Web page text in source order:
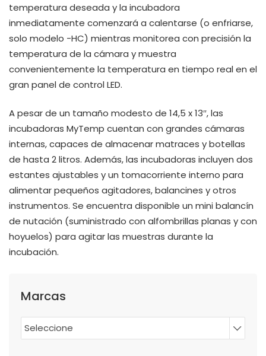
temperatura deseada y la incubadora
inmediatamente comenzará a calentarse (o enfriarse,
solo modelo -HC) mientras monitorea con precisión la
temperatura de la cámara y muestra
convenientemente la temperatura en tiempo real en el
gran panel de control LED.
A pesar de un tamaño modesto de 14,5 x 13″, las
incubadoras MyTemp cuentan con grandes cámaras
internas, capaces de almacenar matraces y botellas
de hasta 2 litros. Además, las incubadoras incluyen dos
estantes ajustables y un tomacorriente interno para
alimentar pequeños agitadores, balancines y otros
instrumentos. Se encuentra disponible un mini balancín
de nutación (suministrado con alfombrillas planas y con
hoyuelos) para agitar las muestras durante la
incubación.
Marcas
Seleccione